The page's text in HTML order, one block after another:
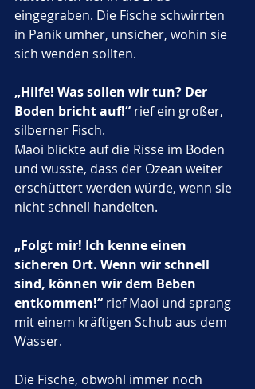
eingegraben. Die Fische schwirrten
in Panik umher, unsicher, wohin sie
sich wenden sollten.
„Hilfe! Was sollen wir tun? Der
Boden bricht auf!“ rief ein großer,
silberner Fisch.
Maoi blickte auf die Risse im Boden
und wusste, dass der Ozean weiter
erschüttert werden würde, wenn sie
nicht schnell handelten.
„Folgt mir! Ich kenne einen
sicheren Ort. Wenn wir schnell
sind, können wir dem Beben
entkommen!“ rief Maoi und sprang
mit einem kräftigen Schub aus dem
Wasser.
Die Fische, obwohl immer noch